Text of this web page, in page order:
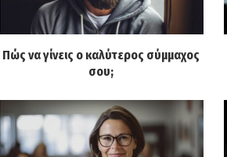
Πώς να γίνεις ο καλύτερος σύμμαχος
σου;